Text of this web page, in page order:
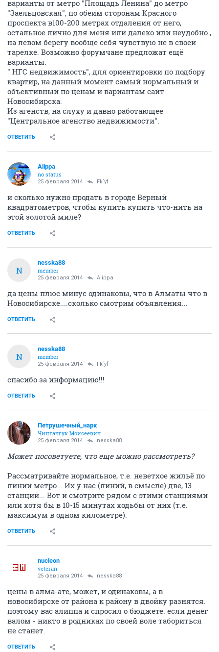
варианты от метро "Площадь Ленина" до метро
"Заельцовская", по обеим сторонам Красного
проспекта в100-200 метрах отдаления от него,
остальное лично для меня или далеко или неудобно.,
на левом берегу вообще себя чувствую не в своей
тарелке. Возможно форумчане предложат ещё
варианты.
" НГС недвижимость", для ориентировки по подбору
квартир, на данный момент самый нормальный и
объективный по ценам и вариантам сайт
Новосибирска.
Из агенств, на слуху и давно работающее
"Центральное агенство недвижимости".
ОТВЕТИТЬ
Alippa
no status
25 февраля 2014 Fk`yf
и сколько нужно продать в городе Верный
квадратометров, чтобы купить купить что-нить на
этой золотой миле?
ОТВЕТИТЬ
N
nesska88
member
25 февраля 2014 Alippa
да цены плюс минус одинаковы, что в Алматы что в
Новосибирске....сколько смотрим объявления...
ОТВЕТИТЬ
N
nesska88
member
25 февраля 2014 Fk`yf
спасибо за информацию!!!
ОТВЕТИТЬ
Петрушечный_нарк
Чингачгук Моисеевич
25 февраля 2014 nesska88
Может посоветуете, что еще можно рассмотреть?
Рассматривайте нормальное, т.е. неветхое жильё по
линии метро... Их у нас (линий, в смысле) две, 13
станций... Вот и смотрите рядом с этими станциями
или хотя бы в 10-15 минутах ходьбы от них (т.е.
максимум в одном километре).
ОТВЕТИТЬ
nucleon
veteran
25 февраля 2014 nesska88
цены в алма-ате, может, и одинаковы, а в
новосибирске от района к району в двойку разнятся.
поэтому вас алиппа и спросил о бюджете. если денег
валом - никто в родниках по своей воле табориться
не станет.
ОТВЕТИТЬ